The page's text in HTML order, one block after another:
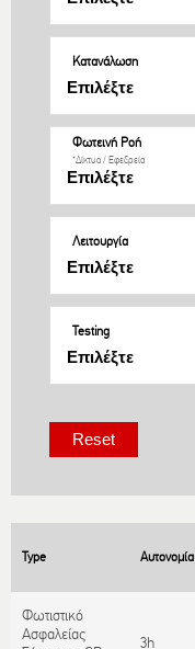
Κατανάλωση
Φωτεινή Ροή
*Δίκτυο / Εφεδρεία
Λειτουργία
Testing
Type Αυτονομία
Φωτιστικό
Ασφαλείας
3h